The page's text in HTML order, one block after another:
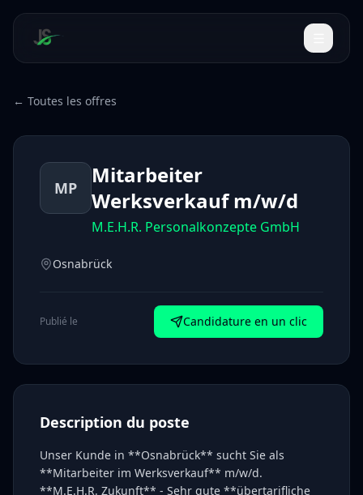
← Toutes les offres
MP
Mitarbeiter
Werksverkauf m/w/d
M.E.H.R. Personalkonzepte GmbH
Osnabrück
Publié le Candidature en un clic
Description du poste
Unser Kunde in **Osnabrück** sucht Sie als
**Mitarbeiter im Werksverkauf** m/w/d.
**M.E.H.R. Zukunft** - Sehr gute **übertarifliche